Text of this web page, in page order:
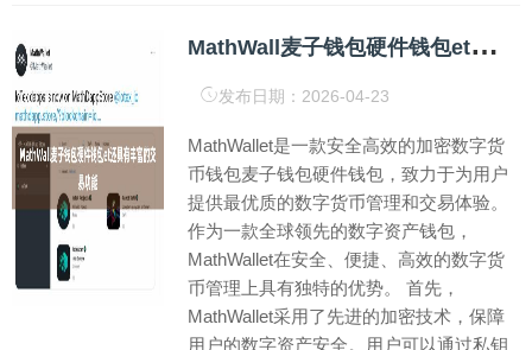
M
athWall麦子钱包硬件钱包et还具有丰富的交易功能
发布日期：2026-04-23
MathWallet是一款安全高效的加密数字货
币钱包麦子钱包硬件钱包，致力于为用户
提供最优质的数字货币管理和交易体验。
作为一款全球领先的数字资产钱包，
MathWallet在安全、便捷、高效的数字货
币管理上具有独特的优势。 首先，
MathWallet采用了先进的加密技术，保障
用户的数字资产安全。用户可以通过私钥